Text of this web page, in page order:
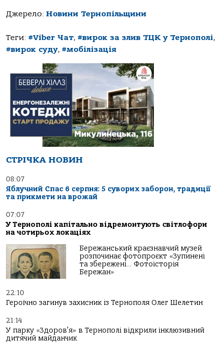
Джерело: Новини Тернопільщини
Теги: #Viber Чат, #вирок за злив ТЦК у Тернополі,
#вирок суду, #мобілізація
СТРІЧКА НОВИН
08:07
Яблучний Спас 6 серпня: 5 суворих заборон, традиції
та прикмети на врожай
07:07
У Тернополі капітально відремонтують світлофори
на чотирьох локаціях
Бережанський краєзнавчий музей
розпочинає фотопроєкт «Зупинені
та збережені… Фотоісторія
Бережан»
22:10
Героїчно загинув захисник із Тернополя Олег Шелетин
21:14
У парку «Здоров’я» в Тернополі відкрили інклюзивний
дитячий майданчик